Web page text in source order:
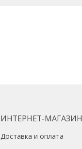
ИНТЕРНЕТ-МАГАЗИН
Доставка и оплата